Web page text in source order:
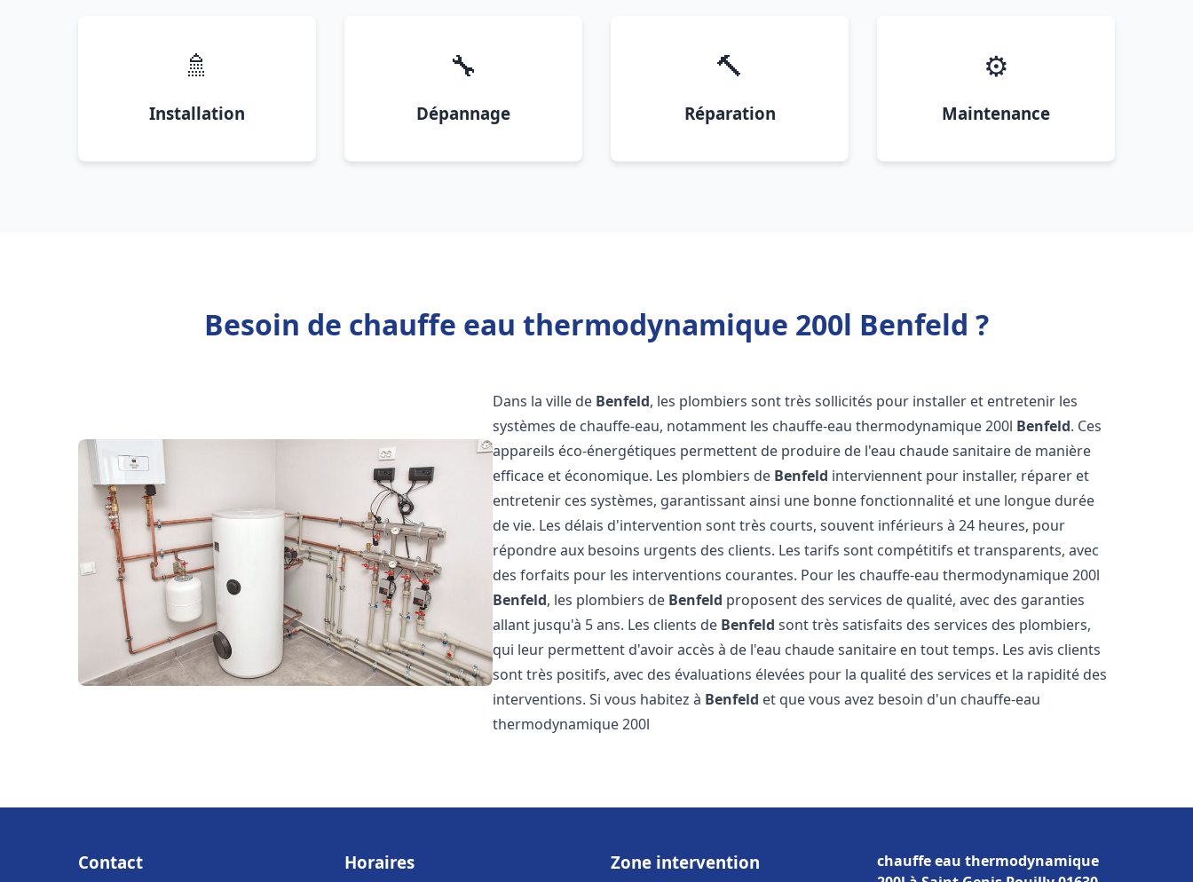
🚿
Installation
🔧
Dépannage
🔨
Réparation
⚙️
Maintenance
Besoin de chauffe eau thermodynamique 200l Benfeld ?
Dans la ville de Benfeld, les plombiers sont très sollicités pour installer et entretenir les
systèmes de chauffe-eau, notamment les chauffe-eau thermodynamique 200l Benfeld. Ces
appareils éco-énergétiques permettent de produire de l'eau chaude sanitaire de manière
efficace et économique. Les plombiers de Benfeld interviennent pour installer, réparer et
entretenir ces systèmes, garantissant ainsi une bonne fonctionnalité et une longue durée
de vie. Les délais d'intervention sont très courts, souvent inférieurs à 24 heures, pour
répondre aux besoins urgents des clients. Les tarifs sont compétitifs et transparents, avec
des forfaits pour les interventions courantes. Pour les chauffe-eau thermodynamique 200l
Benfeld, les plombiers de Benfeld proposent des services de qualité, avec des garanties
allant jusqu'à 5 ans. Les clients de Benfeld sont très satisfaits des services des plombiers,
qui leur permettent d'avoir accès à de l'eau chaude sanitaire en tout temps. Les avis clients
sont très positifs, avec des évaluations élevées pour la qualité des services et la rapidité des
interventions. Si vous habitez à Benfeld et que vous avez besoin d'un chauffe-eau
thermodynamique 200l
Contact Horaires Zone intervention
chauffe eau thermodynamique